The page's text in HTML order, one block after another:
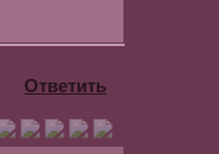
Ответить